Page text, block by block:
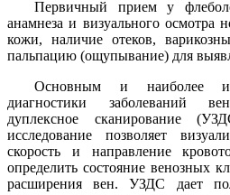
Первичный прием у
анамнеза и визуального осмотра
кожи, наличие отеков,
пальпацию (ощупывание) для
Основным и наиболее
диагностики заболеваний вен
дуплексное сканирование
исследование позволяет
скорость и направление
определить состояние венозных
расширения вен. УЗДС дает